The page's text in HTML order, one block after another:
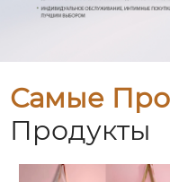
Самые
Продукты